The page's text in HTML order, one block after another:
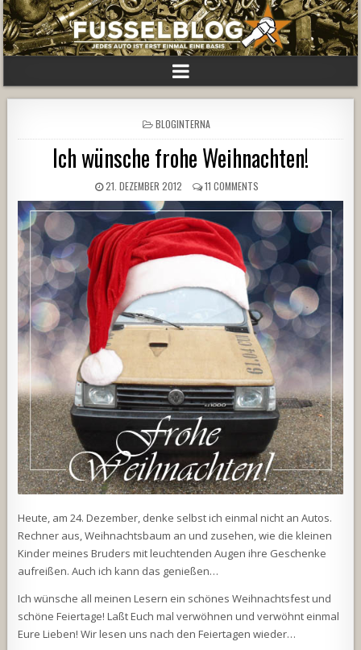
POSTED
IN
BLOGINTERNA
Ich wünsche frohe Weihnachten!
21. DEZEMBER 2012 11 COMMENTS
Heute, am 24. Dezember, denke selbst ich einmal nicht an Autos.
Rechner aus, Weihnachtsbaum an und zusehen, wie die kleinen
Kinder meines Bruders mit leuchtenden Augen ihre Geschenke
aufreißen. Auch ich kann das genießen…
Ich wünsche all meinen Lesern ein schönes Weihnachtsfest und
schöne Feiertage! Laßt Euch mal verwöhnen und verwöhnt einmal
Eure Lieben! Wir lesen uns nach den Feiertagen wieder…